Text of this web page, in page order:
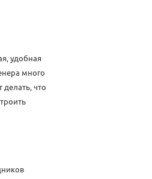
удобная
много
что